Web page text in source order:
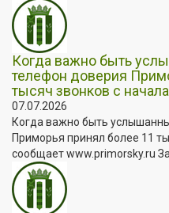
Когда важно быть
телефон доверия
тысяч звонков с
07.07.2026
Когда важно быть
Приморья принял более 11
сообщает www.primorsky.ru За